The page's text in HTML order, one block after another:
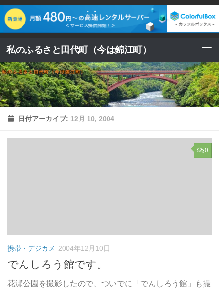
コンテンツへスキップ
私のふるさと田代町（今は錦江町）
日付アーカイブ: 12月 10, 2004
0
携帯・デジカメ 2004年12月10日
でんしろう館です。
花瀬公園を撮影したので、ついでに「でんしろう館」も撮